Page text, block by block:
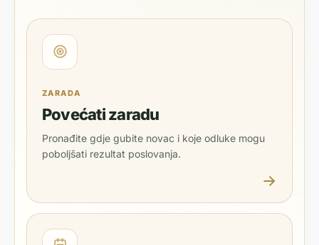
ZARADA
Povećati zaradu
Pronađite gdje gubite novac i koje odluke mogu
poboljšati rezultat poslovanja.